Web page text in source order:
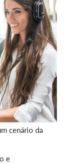
cenário da
e